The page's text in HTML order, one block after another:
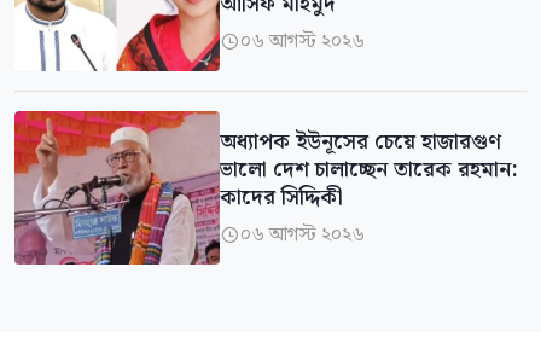
০৬ আগস্ট ২০২৬
অধ্যাপক ইউনূসের চেয়ে হাজারগুণ
ভালো দেশ চালাচ্ছেন তারেক রহমান:
কাদের সিদ্দিকী
০৬ আগস্ট ২০২৬